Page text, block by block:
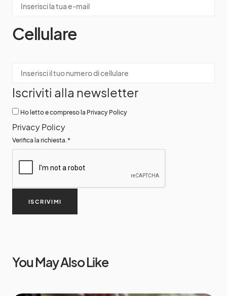
Cellulare
Iscriviti alla newsletter
Ho letto e compreso la Privacy Policy
Privacy Policy
Verifica la richiesta. *
ISCRIVIMI
You May Also Like